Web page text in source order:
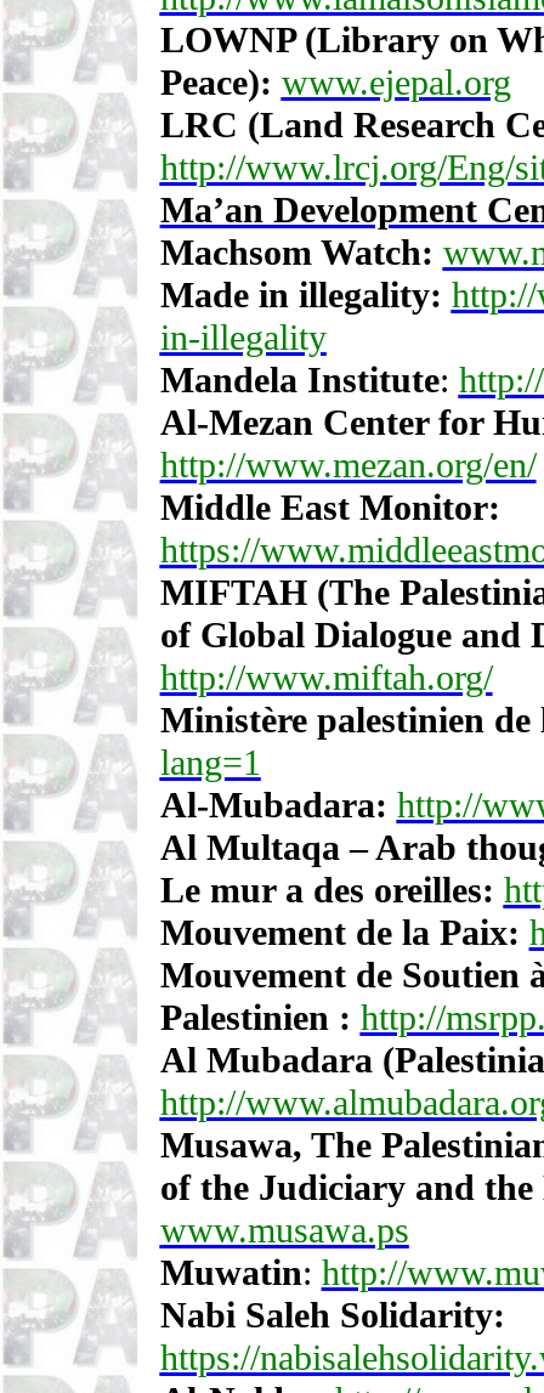
LOWNP (Library on
Peace): www.ejepal.org
LRC (Land Research
http://www.lrcj.org/Eng/
Ma’an Development
Machsom Watch:
Made in illegality:
in-illegality
Mandela Institute:
Al-Mezan Center for
http://www.mezan.org/en/
Middle East Monitor:
https://
MIFTAH (The
of Global Dialogue and
http://www.miftah.org/
Ministère palestinien
lang=1
Al-Mubadara: http://
Al Multaqa – Arab
Le mur a des oreilles:
Mouvement de la Paix:
Mouvement de Soutien
Palestinien : http://
Al Mubadara
http://
Musawa, The
of the Judiciary and the
www.musawa.ps
Muwatin: http://
Nabi Saleh Solidarity:
https://